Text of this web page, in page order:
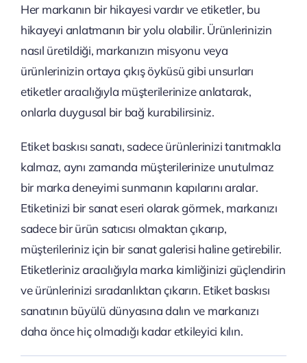
Her markanın bir hikayesi vardır ve etiketler, bu
hikayeyi anlatmanın bir yolu olabilir. Ürünlerinizin
nasıl üretildiği, markanızın misyonu veya
ürünlerinizin ortaya çıkış öyküsü gibi unsurları
etiketler aracılığıyla müşterilerinize anlatarak,
onlarla duygusal bir bağ kurabilirsiniz.
Etiket baskısı sanatı, sadece ürünlerinizi tanıtmakla
kalmaz, aynı zamanda müşterilerinize unutulmaz
bir marka deneyimi sunmanın kapılarını aralar.
Etiketinizi bir sanat eseri olarak görmek, markanızı
sadece bir ürün satıcısı olmaktan çıkarıp,
müşterileriniz için bir sanat galerisi haline getirebilir.
Etiketleriniz aracılığıyla marka kimliğinizi güçlendirin
ve ürünlerinizi sıradanlıktan çıkarın. Etiket baskısı
sanatının büyülü dünyasına dalın ve markanızı
daha önce hiç olmadığı kadar etkileyici kılın.